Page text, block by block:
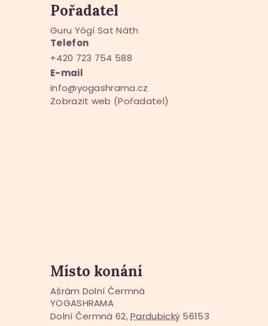
Pořadatel
Guru Yógí Sat Náth
Telefon
+420 723 754 588
E-mail
info@yogashrama.cz
Zobrazit web (Pořadatel)
Místo konání
Ašrám Dolní Čermná
YOGASHRAMA
Dolní Čermná 62, Pardubický 56153